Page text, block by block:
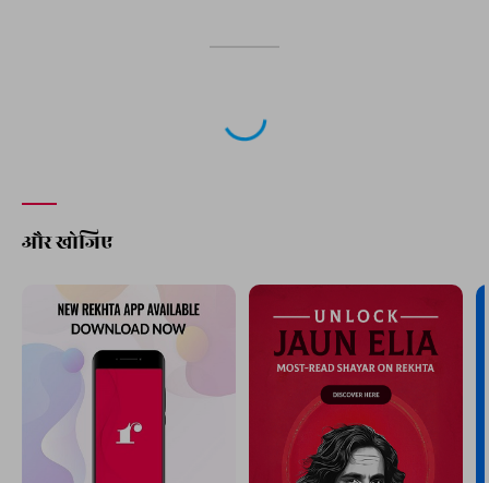
'उम्र को करती हैं पामाल बराबर यादें
आप ये भी पढ़ सकते हैं